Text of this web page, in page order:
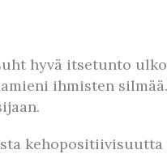
hyvä itsetunto
ihmisten